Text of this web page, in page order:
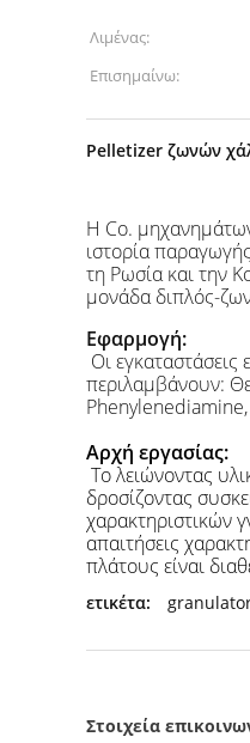
Λιμένας:
Επισημαίνω:
Pelletizer ζωνών
Η Co.
ιστορία
τη Ρωσία και την
μονάδα διπλός-
Εφαρμογή:
Οι
περιλαμβάνουν:
Phenylenediamine,
Αρχή εργασίας:
Το λειώνοντας
δροσίζοντας
χαρακτηριστικών
απαιτήσεις
πλάτους είναι
ετικέτα:
Στοιχεία